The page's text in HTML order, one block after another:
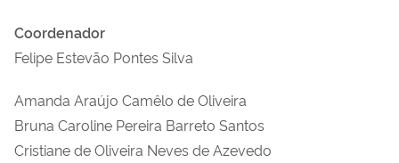
Coordenador
Felipe Estevão Pontes Silva
Amanda Araújo Camêlo de Oliveira
Bruna Caroline Pereira Barreto Santos
Cristiane de Oliveira Neves de Azevedo